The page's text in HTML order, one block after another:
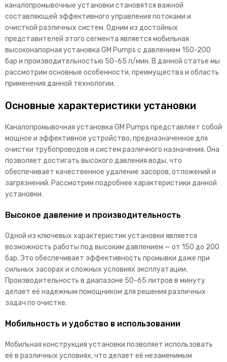
каналопромывочные установки становятся важной
составляющей эффективного управления потоками и
очисткой различных систем. Одним из достойных
представителей этого сегмента является мобильная
высоконапорная установка GM Pumps с давлением 150-200
бар и производительностью 50-65 л/мин. В данной статье мы
рассмотрим основные особенности, преимущества и область
применения данной технологии.
Основные характеристики установки
Каналопромывочная установка GM Pumps представляет собой
мощное и эффективное устройство, предназначенное для
очистки трубопроводов и систем различного назначения. Она
позволяет достигать высокого давления воды, что
обеспечивает качественное удаление засоров, отложений и
загрязнений. Рассмотрим подробнее характеристики данной
установки.
Высокое давление и производительность
Одной из ключевых характеристик установки является
возможность работы под высоким давлением — от 150 до 200
бар. Это обеспечивает эффективность промывки даже при
сильных засорах и сложных условиях эксплуатации.
Производительность в диапазоне 50-65 литров в минуту
делает её надежным помощником для решения различных
задач по очистке.
Мобильность и удобство в использовании
Мобильная конструкция установки позволяет использовать
её в различных условиях, что делает её незаменимым